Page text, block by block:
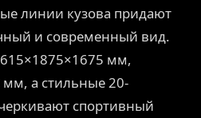
линии кузова придают
и современный вид.
мм,
мм, а стильные 20-
спортивный